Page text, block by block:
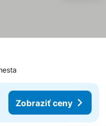
Zobraziť ceny